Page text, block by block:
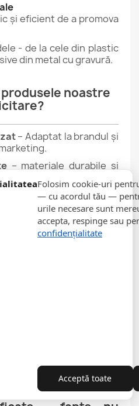
Folosim cookie-uri
— cu acordul tău —
urile necesare sunt
accepta, respinge sau
confidențialitate
Acceptă toate
și eficient de a promova
- de la cele din plastic
din metal cu gravură.
noastre
– Adaptat la brandul și
– materiale durabile și
– Crearea eficientă a
și atragerea clienților.w.
– De la concept până
specificată.
hoteluri și alte